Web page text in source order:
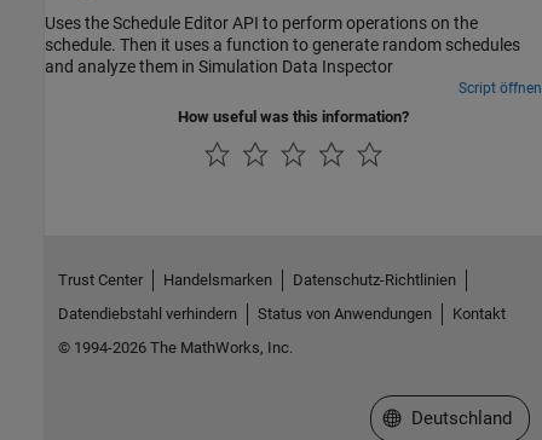
Uses the Schedule Editor API to perform operations on the
schedule. Then it uses a function to generate random schedules
and analyze them in Simulation Data Inspector
Script öffnen
How useful was this information?
Trust Center Handelsmarken
Datenschutz-Richtlinien
Datendiebstahl verhindern
Status von Anwendungen
Kontakt
© 1994-2026 The MathWorks, Inc.
Website auswählen
Deutschland